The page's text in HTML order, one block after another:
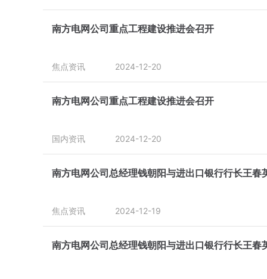
南方电网公司重点工程建设推进会召开
焦点资讯 2024-12-20
南方电网公司重点工程建设推进会召开
国内资讯 2024-12-20
南方电网公司总经理钱朝阳与进出口银行行长王春
焦点资讯 2024-12-19
南方电网公司总经理钱朝阳与进出口银行行长王春